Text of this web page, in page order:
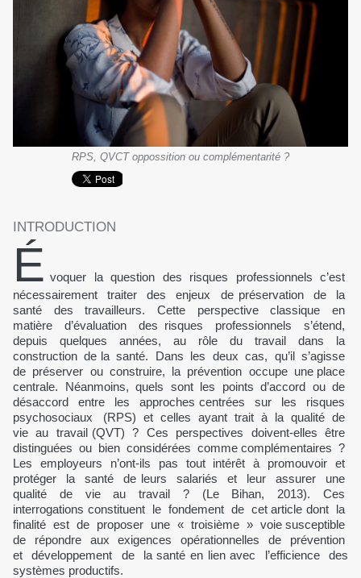
RPS, QVCT oppossition ou complémentarité ?
INTRODUCTION
É voquer la question des risques professionnels c’est
nécessairement traiter des enjeux de préservation de la
santé des travailleurs. Cette perspective classique en
matière d’évaluation des risques professionnels s’étend,
depuis quelques années, au rôle du travail dans la
construction de la santé. Dans les deux cas, qu’il s’agisse
de préserver ou construire, la prévention occupe une place
centrale. Néanmoins, quels sont les points d’accord ou de
désaccord entre les approches centrées sur les risques
psychosociaux (RPS) et celles ayant trait à la qualité de
vie au travail (QVT) ? Ces perspectives doivent-elles être
distinguées ou bien considérées comme complémentaires ?
Les employeurs n’ont-ils pas tout intérêt à promouvoir et
protéger la santé de leurs salariés et leur assurer une
qualité de vie au travail ? (Le Bihan, 2013). Ces
interrogations constituent le fondement de cet article dont la
finalité est de proposer une « troisième » voie susceptible
de répondre aux exigences opérationnelles de prévention
et développement de la santé en lien avec l’efficience des
systèmes productifs.